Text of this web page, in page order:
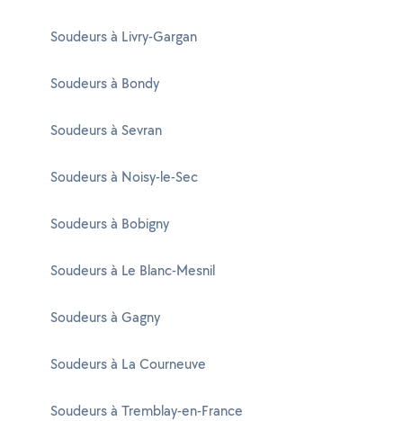
Soudeurs à Livry-Gargan
Soudeurs à Bondy
Soudeurs à Sevran
Soudeurs à Noisy-le-Sec
Soudeurs à Bobigny
Soudeurs à Le Blanc-Mesnil
Soudeurs à Gagny
Soudeurs à La Courneuve
Soudeurs à Tremblay-en-France